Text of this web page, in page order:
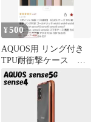
¥500
AQUOS用 リング付き
TPU耐衝撃ケース
AQUOSセンス7